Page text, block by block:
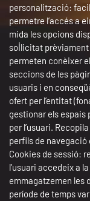
personalització:
permetre l’accés a
mida les opcions
sol·licitat
permeten conèixer
seccions de les
usuaris i en
ofert per l’entitat
gestionar els espais
per l’usuari.
perfils de navegació
Cookies de sessió:
l’usuari accedeix a
emmagatzemen les
període de temps